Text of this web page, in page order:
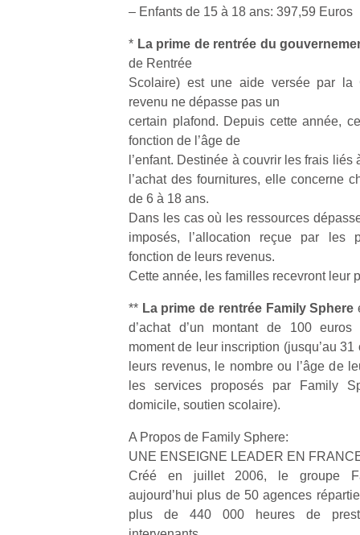
– Enfants de 15 à 18 ans: 397,59 Euros
* La prime de rentrée du
de Rentrée
Scolaire) est une aide versée par
revenu ne dépasse pas un
certain plafond. Depuis cette année,
fonction de l’âge de
l’enfant. Destinée à couvrir les frais
l’achat des fournitures, elle concerne
de 6 à 18 ans.
Dans les cas où les ressources
imposés, l’allocation reçue par les
fonction de leurs revenus.
Cette année, les familles recevront leur
** La prime de rentrée Family Sphere
d’achat d’un montant de 100
moment de leur inscription (jusqu’au
leurs revenus, le nombre ou l’âge de
les services proposés par Family
domicile, soutien scolaire).
A Propos de Family Sphere:
UNE ENSEIGNE LEADER EN
Créé en juillet 2006, le groupe
aujourd’hui plus de 50 agences
plus de 440 000 heures de
…
NextGen,
une
nouvelle
trottinette
Beeper
Les
enfants
débordent
d’énergie.
Varier les
n’est pas
toujours
simple.
Conjuguer
divertissement,
activité
Des
trampolines
grands et
Durant les
vacances
estivales
et avec le
retour des
beaux
l’occasion
rêvée
enfants
de…
de